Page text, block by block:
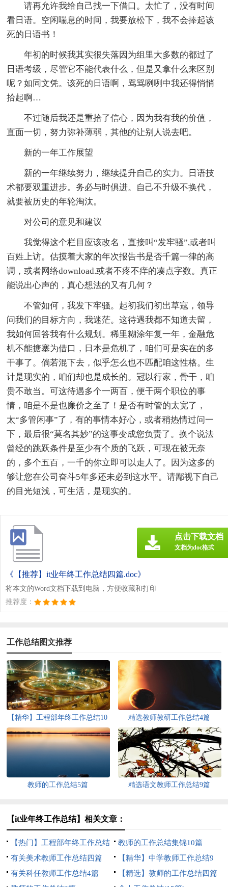
请再允许我给自己找一下借口。太忙了，没有时间
看日语。空闲喘息的时间，我要放松下，我不会捧起该
死的日语书！
年初的时候我其实很失落因为组里大多数的都过了
日语考级，尽管它不能代表什么，但是又拿什么来区别
呢？如同文凭。该死的日语啊，骂骂咧咧中我还得悄悄
拾起啊…
不过随后我还是重拾了信心，因为我有我的价值，
直面一切，努力弥补薄弱，其他的让别人说去吧。
新的一年工作展望
新的一年继续努力，继续提升自己的实力。日语技
术都要双重进步。务必与时俱进。自己不升级不换代，
就要被历史的年轮淘汰。
对公司的意见和建议
我觉得这个栏目应该改名，直接叫“发牢骚”,或者叫
百姓上访。估摸着大家的年次报告书是否千篇一律的高
调，或者网络download.或者不疼不痒的凑点字数。真正
能说出心声的，真心想法的又有几何？
不管如何，我发下牢骚。起初我们初出草寇，领导
问我们的目标方向，我迷茫。这待遇我都不知道去留，
我如何回答我有什么规划。稀里糊涂年复一年，金融危
机不能搪塞为借口，日本是危机了，咱们可是实在的多
干事了。倘若混下去，似乎怎么也不匹配咱这性格。生
计是现实的，咱们却也是成长的。冠以行家，骨干，咱
贵不敢当。可这待遇多个一两百，便干两个职位的事
情，咱是不是也廉价之至了！是否有时管的太宽了，
太“多管闲事”了，有的事情本好心，或者稍热情过问一
下，最后很“莫名其妙”的这事变成您负责了。换个说法
曾经的跳跃条件是至少有个质的飞跃，可现在被无奈
的，多个五百，一千的你立即可以走人了。因为这多的
够让您在公司奋斗5年多还未必到这水平。请鄙视下自己
的目光短浅，可生活，是现实的。
《【推荐】it业年终工作总结四篇.doc》
将本文的Word文档下载到电脑，方便收藏和打印
推荐度：
点击下载文档
文档为doc格式
工作总结图文推荐
【精华】工程部年终工作总结10
篇
精选教师教研工作总结4篇
教师的工作总结5篇 精选语文教师工作总结9篇
【it业年终工作总结】相关文章：
【热门】工程部年终工作总结
4篇
教师的工作总结集锦10篇
有关美术教师工作总结四篇
【精华】中学教师工作总结9
篇
有关科任教师工作总结4篇
【精选】教师的工作总结四篇